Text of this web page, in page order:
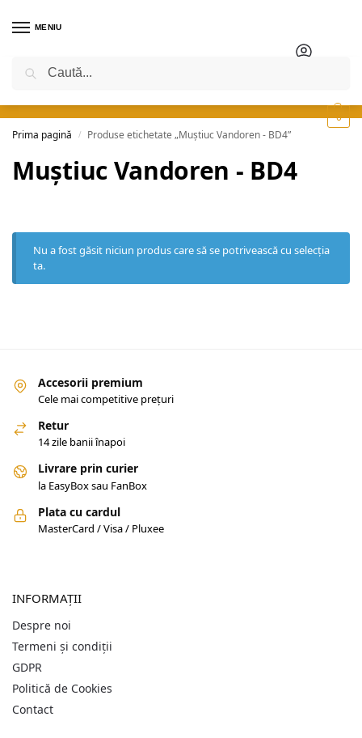
MENIU
0
Prima pagină
/ Produse etichetate „Muștiuc Vandoren - BD4”
Muștiuc Vandoren - BD4
Nu a fost găsit niciun produs care să se potrivească cu selecția
ta.
Accesorii premium
Cele mai competitive prețuri
Retur
14 zile banii înapoi
Livrare prin curier
la EasyBox sau FanBox
Plata cu cardul
MasterCard / Visa / Pluxee
INFORMAȚII
Despre noi
Termeni și condiții
GDPR
Politică de Cookies
Contact